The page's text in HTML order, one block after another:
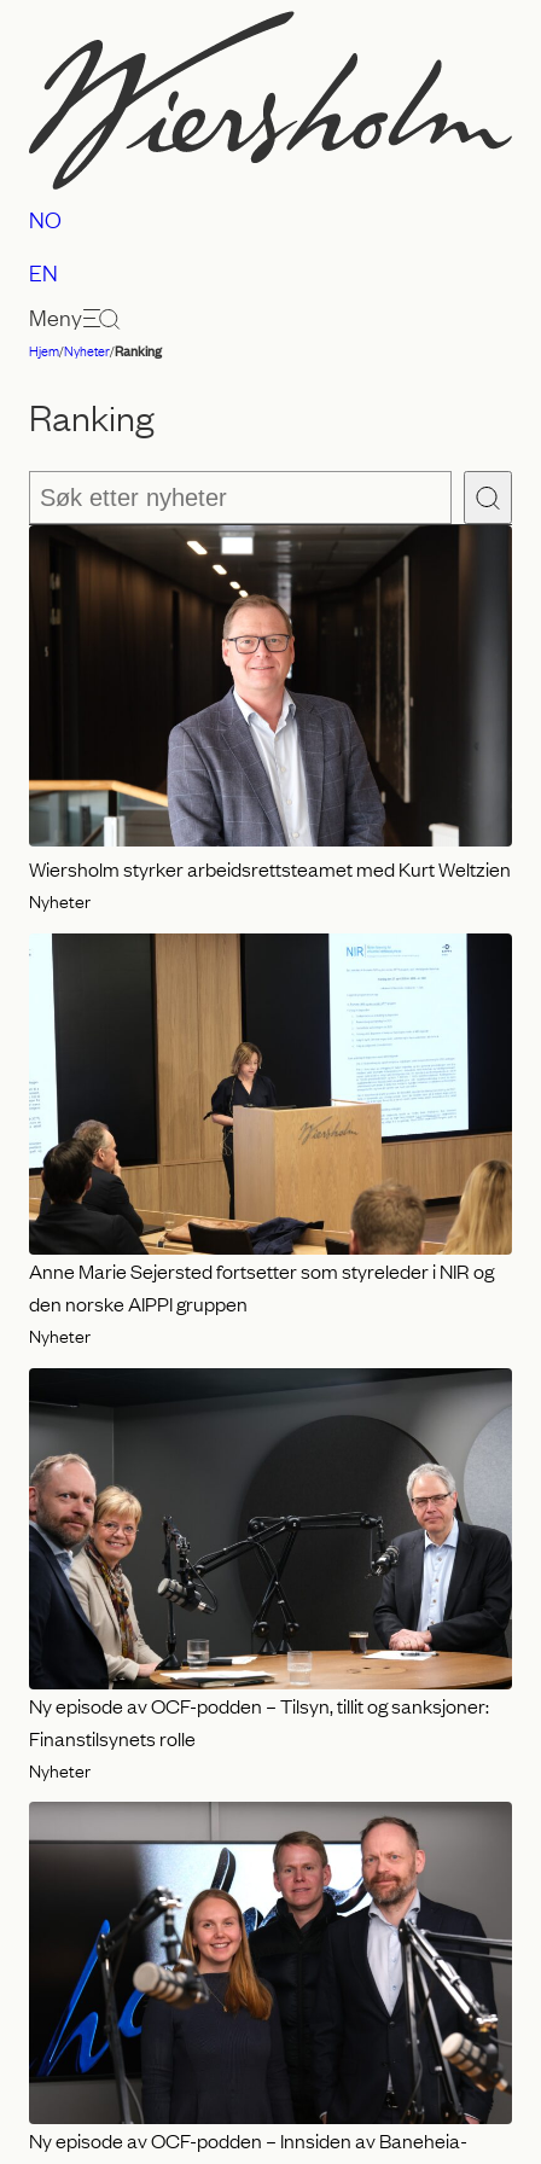
innhold
Advokatfirmaet
Wiersholm
NO
EN
Meny
Hjem/Nyheter/Ranking
Ranking
Søk
Wiersholm styrker arbeidsrettsteamet med Kurt Weltzien
Nyheter
Anne Marie Sejersted fortsetter som styreleder i NIR og
den norske AIPPI gruppen
Nyheter
Ny episode av OCF-podden – Tilsyn, tillit og sanksjoner:
Finanstilsynets rolle
Nyheter
Ny episode av OCF-podden – Innsiden av Baneheia-